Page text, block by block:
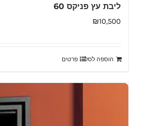
ליבת עץ פניקס 60
₪10,500
הוספה לסל פרטים